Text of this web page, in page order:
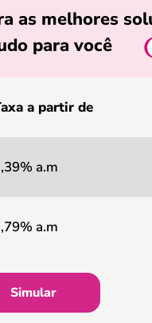
as melhores
para você
a partir de
a.m
a.m
Simular